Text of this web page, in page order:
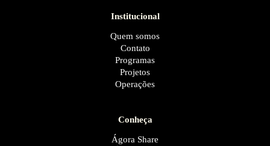
Institucional
Quem somos
Contato
Programas
Projetos
Operações
Conheça
Ágora Share